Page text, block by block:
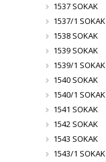
1537 SOKAK
1537/1 SOKAK
1538 SOKAK
1539 SOKAK
1539/1 SOKAK
1540 SOKAK
1540/1 SOKAK
1541 SOKAK
1542 SOKAK
1543 SOKAK
1543/1 SOKAK